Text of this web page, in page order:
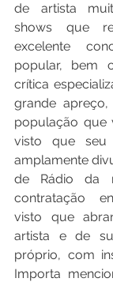
de artista
shows que
excelente
popular, bem
crítica
grande
população que
visto que seu
amplamente
de Rádio da
contratação
visto que
artista e de
próprio, com
Importa